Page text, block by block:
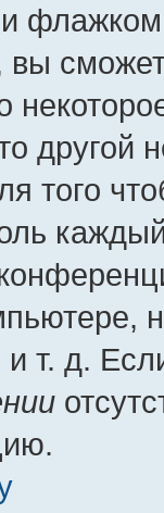
вы
другой
того
т. д.